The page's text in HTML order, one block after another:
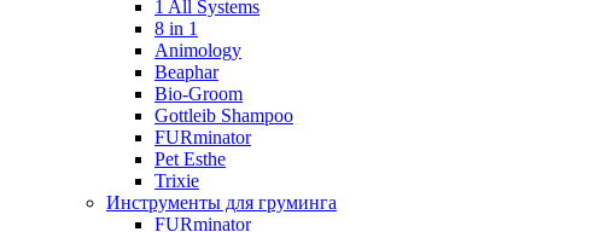
1 All Systems
8 in 1
Animology
Beaphar
Bio-Groom
Gottleib Shampoo
FURminator
Pet Esthe
Trixie
Инструменты для груминга
FURminator